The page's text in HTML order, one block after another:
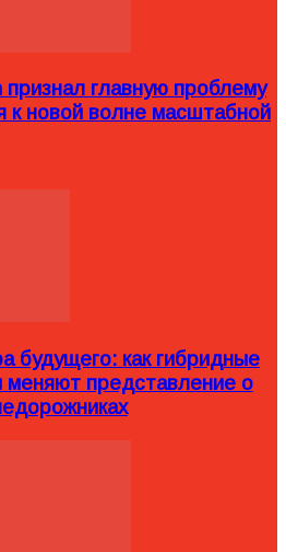
признал главную проблему
к новой волне масштабной
будущего: как гибридные
меняют представление о